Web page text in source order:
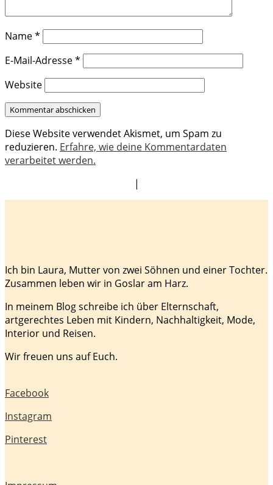
Name*
E-Mail-Adresse*
Website
Diese Website verwendet Akismet, um Spam zu
reduzieren. Erfahre, wie deine Kommentardaten
verarbeitet werden.
|
Ich bin Laura, Mutter von zwei Söhnen und einer Tochter.
Zusammen leben wir in Goslar am Harz.
In meinem Blog schreibe ich über Elternschaft,
artgerechtes Leben mit Kindern, Nachhaltigkeit, Mode,
Interior und Reisen.
Wir freuen uns auf Euch.
Facebook
Instagram
Pinterest